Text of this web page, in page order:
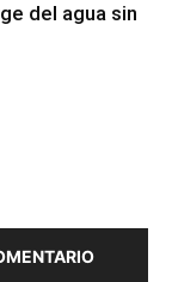
del agua sin